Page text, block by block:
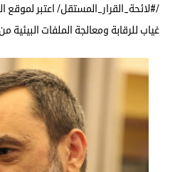
/#لائحة_القرار_المستقل/ اعتبر لموقع
غياب للرقابة ومعالجة الملفات البيئية